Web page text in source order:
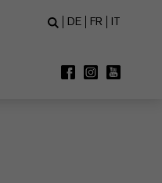
DE FR IT